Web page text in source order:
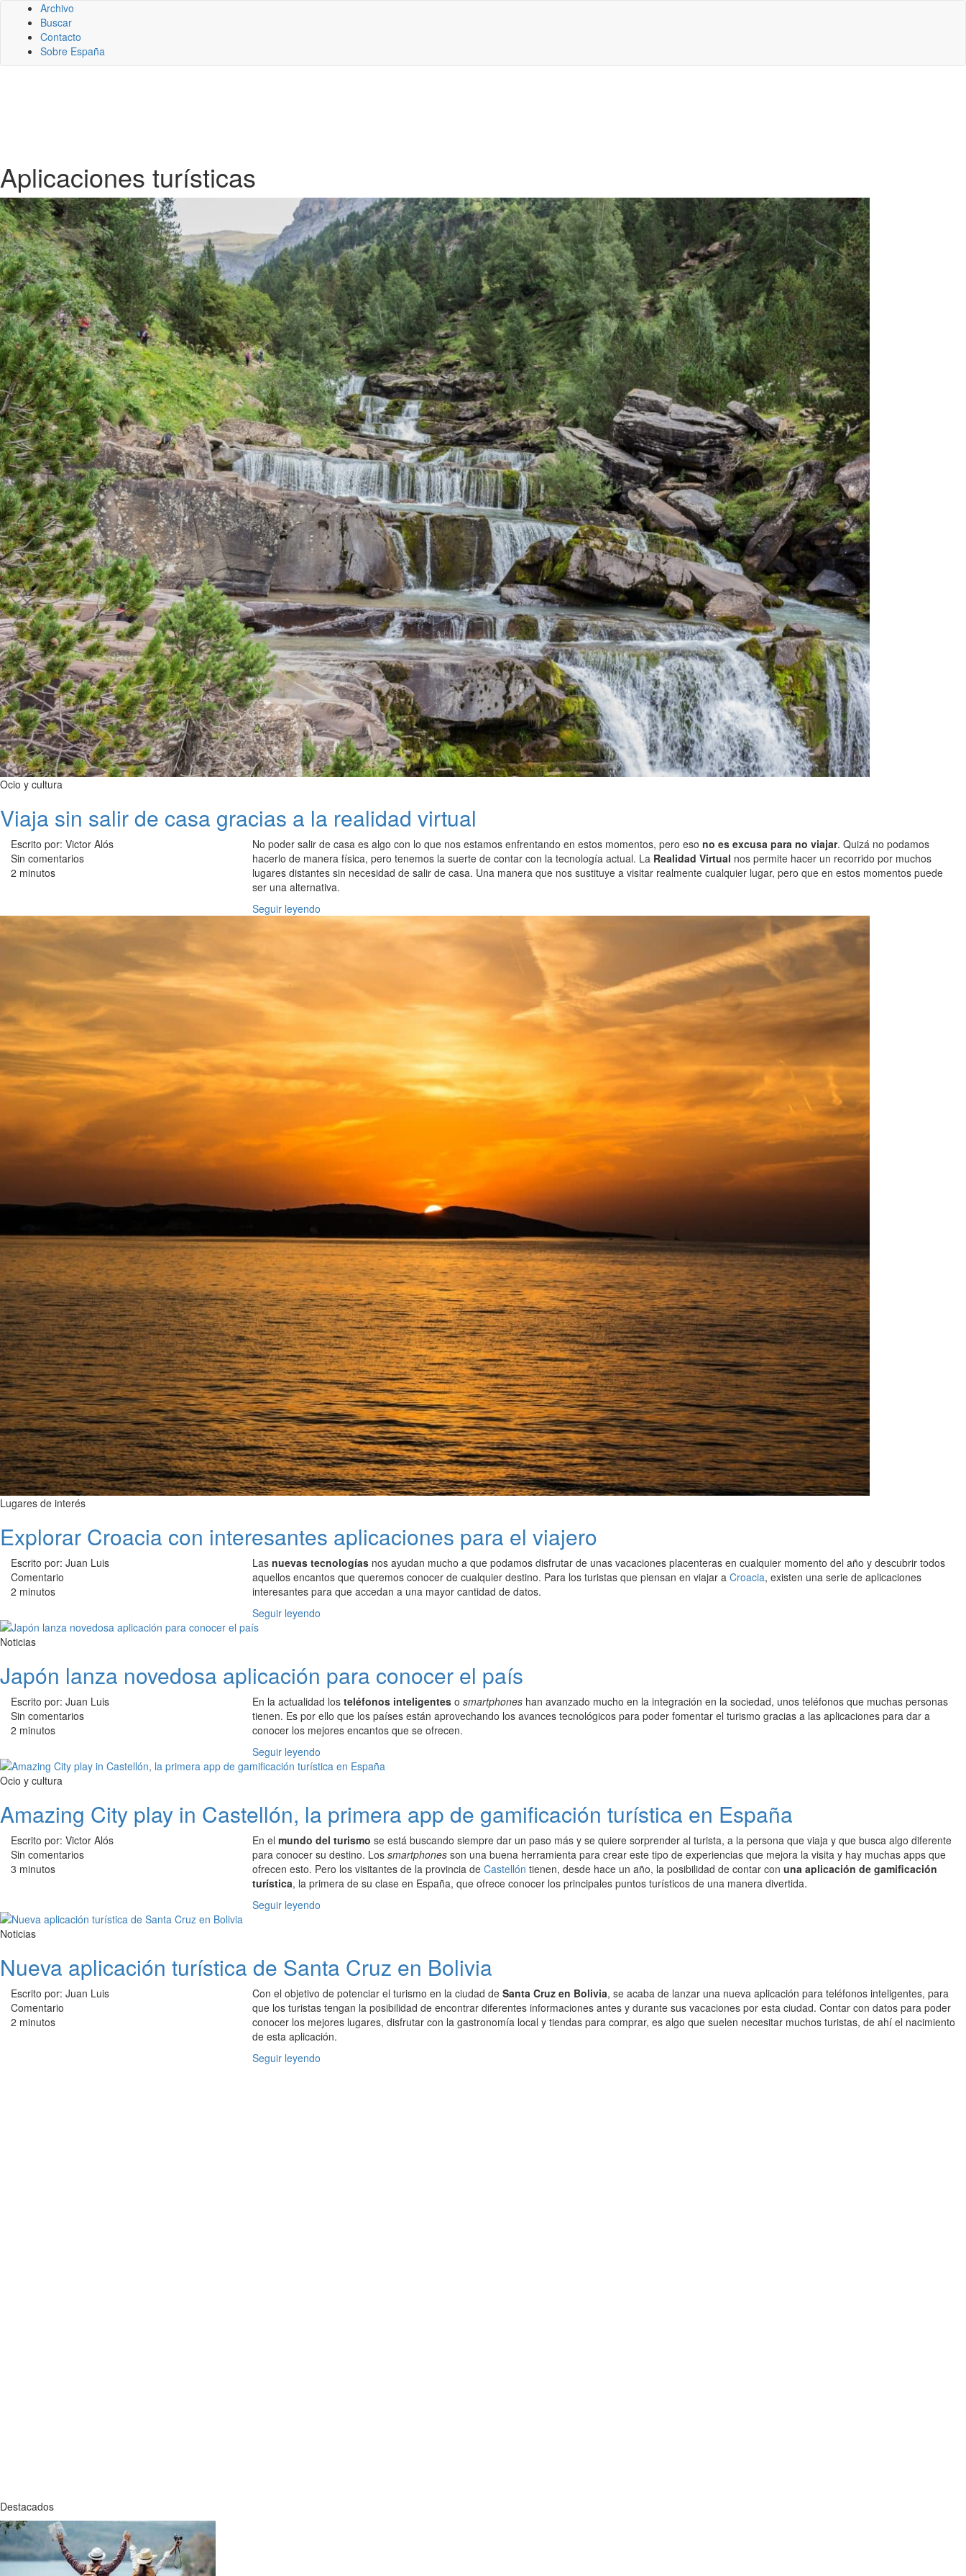
Archivo
Buscar
Contacto
Sobre España
Aplicaciones turísticas
Ocio y cultura
Viaja sin salir de casa gracias a la realidad virtual
Escrito por: Victor Alós
Sin comentarios
2 minutos
No poder salir de casa es algo con lo que nos estamos enfrentando en estos momentos, pero eso no es excusa para no viajar. Quizá no podamos
hacerlo de manera física, pero tenemos la suerte de contar con la tecnología actual. La Realidad Virtual nos permite hacer un recorrido por muchos
lugares distantes sin necesidad de salir de casa. Una manera que nos sustituye a visitar realmente cualquier lugar, pero que en estos momentos puede
ser una alternativa.
Seguir leyendo
Lugares de interés
Explorar Croacia con interesantes aplicaciones para el viajero
Escrito por: Juan Luis
Comentario
2 minutos
Las nuevas tecnologías nos ayudan mucho a que podamos disfrutar de unas vacaciones placenteras en cualquier momento del año y descubrir todos
aquellos encantos que queremos conocer de cualquier destino. Para los turistas que piensan en viajar a Croacia, existen una serie de aplicaciones
interesantes para que accedan a una mayor cantidad de datos.
Seguir leyendo
Noticias
Japón lanza novedosa aplicación para conocer el país
Escrito por: Juan Luis
Sin comentarios
2 minutos
En la actualidad los teléfonos inteligentes o smartphones han avanzado mucho en la integración en la sociedad, unos teléfonos que muchas personas
tienen. Es por ello que los países están aprovechando los avances tecnológicos para poder fomentar el turismo gracias a las aplicaciones para dar a
conocer los mejores encantos que se ofrecen.
Seguir leyendo
Ocio y cultura
Amazing City play in Castellón, la primera app de gamificación turística en España
Escrito por: Victor Alós
Sin comentarios
3 minutos
En el mundo del turismo se está buscando siempre dar un paso más y se quiere sorprender al turista, a la persona que viaja y que busca algo diferente
para conocer su destino. Los smartphones son una buena herramienta para crear este tipo de experiencias que mejora la visita y hay muchas apps que
ofrecen esto. Pero los visitantes de la provincia de Castellón tienen, desde hace un año, la posibilidad de contar con una aplicación de gamificación
turística, la primera de su clase en España, que ofrece conocer los principales puntos turísticos de una manera divertida.
Seguir leyendo
Noticias
Nueva aplicación turística de Santa Cruz en Bolivia
Escrito por: Juan Luis
Comentario
2 minutos
Con el objetivo de potenciar el turismo en la ciudad de Santa Cruz en Bolivia, se acaba de lanzar una nueva aplicación para teléfonos inteligentes, para
que los turistas tengan la posibilidad de encontrar diferentes informaciones antes y durante sus vacaciones por esta ciudad. Contar con datos para poder
conocer los mejores lugares, disfrutar con la gastronomía local y tiendas para comprar, es algo que suelen necesitar muchos turistas, de ahí el nacimiento
de esta aplicación.
Seguir leyendo
Destacados